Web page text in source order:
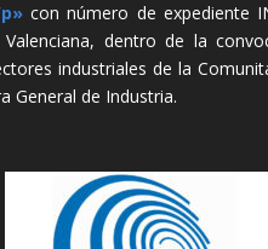
con número de expediente
dentro de la
industriales de la
General de Industria.